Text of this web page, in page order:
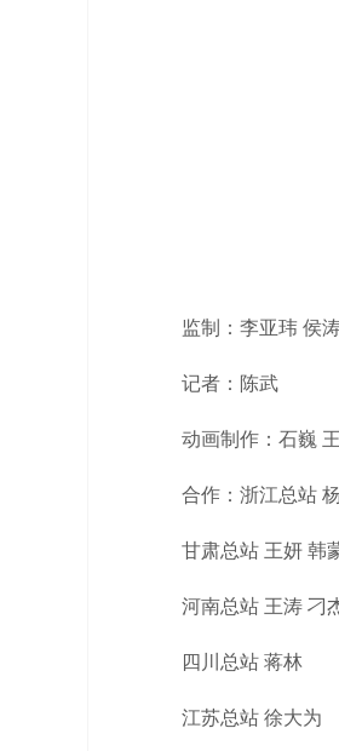
监制：李亚玮 侯
记者：陈武
动画制作：石巍
合作：浙江总站
甘肃总站 王妍 韩
河南总站 王涛 刁
四川总站 蒋林
江苏总站 徐大为